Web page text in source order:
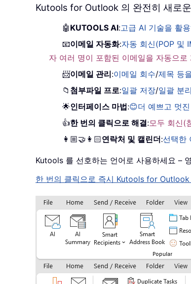
Kutools for Outlook 의 완전히 새로
🤖 KUTOOLS AI:고급 AI 기술을 활
📧이메일 자동화:자동 회신(POP 및
자 여러 명이 포함된 이메일을 자동으
📨이메일 관리:이메일 회수/제목 등
📁 첨부파일 프로:일괄 저장/일괄 분리
🌟인터페이스 마법:😊더 예쁘고 멋
👍한 번의 클릭으로 해결:모두 회신(
👩🏼‍🤝‍👩🏻연락처 및 캘린더:선택한
Kutools 를 선호하는 언어로 사용하세요 –
한 번의 클릭으로 즉시 Kutools for Outlook